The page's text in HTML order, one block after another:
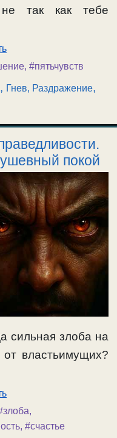
так как тебе
, #пятьчувств
, Гнев, Раздражение,
покой
сильная злоба на
от властьимущих?
,
, #счастье